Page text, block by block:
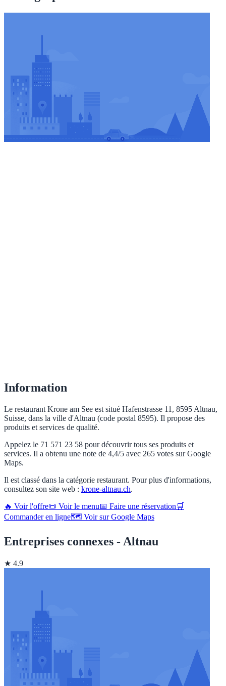
Information
Le restaurant Krone am See est situé Hafenstrasse 11, 8595 Altnau,
Suisse, dans la ville d'Altnau (code postal 8595). Il propose des
produits et services de qualité.
Appelez le 71 571 23 58 pour découvrir tous ses produits et
services. Il a obtenu une note de 4,4/5 avec 265 votes sur Google
Maps.
Il est classé dans la catégorie restaurant. Pour plus d'informations,
consultez son site web : krone-altnau.ch.
🔥 Voir l'offre📜 Voir le menu📅 Faire une réservation 🛒
Commander en ligne🗺️ Voir sur Google Maps
Entreprises connexes - Altnau
★ 4.9